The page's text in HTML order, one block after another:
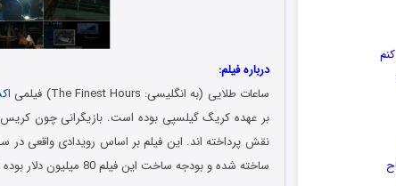
درباره فیلم:
ساعات طلایی (به انگلیسی: The Finest Hours) فیلمی
بر عهده کریگ گیلسپی بوده است. بازیگرانی چون کریس
ساخته شده و بودجه ساخت این فیلم 80 میلیون دلار بوده است.